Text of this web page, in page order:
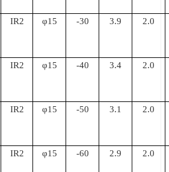
IR2 φ15 -30 3.9 2.0
IR2 φ15 -40 3.4 2.0
IR2 φ15 -50 3.1 2.0
IR2 φ15 -60 2.9 2.0